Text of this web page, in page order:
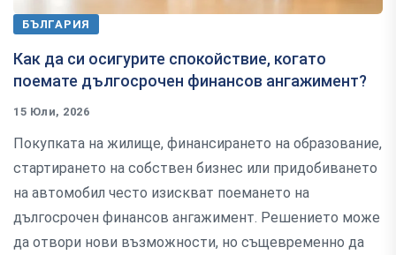
БЪЛГАРИЯ
Как да си осигурите спокойствие, когато
поемате дългосрочен финансов ангажимент?
15 Юли, 2026
Покупката на жилище, финансирането на образование,
стартирането на собствен бизнес или придобиването
на автомобил често изискват поемането на
дългосрочен финансов ангажимент. Решението може
да отвори нови възможности, но същевременно да